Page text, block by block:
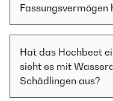
Fassungsvermögen
Hat das Hochbeet
sieht es mit
Schädlingen aus?